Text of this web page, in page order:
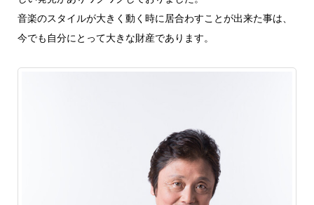
音楽のスタイルが大きく動く時に居合わすことが出来た事は、
今でも自分にとって大きな財産であります。